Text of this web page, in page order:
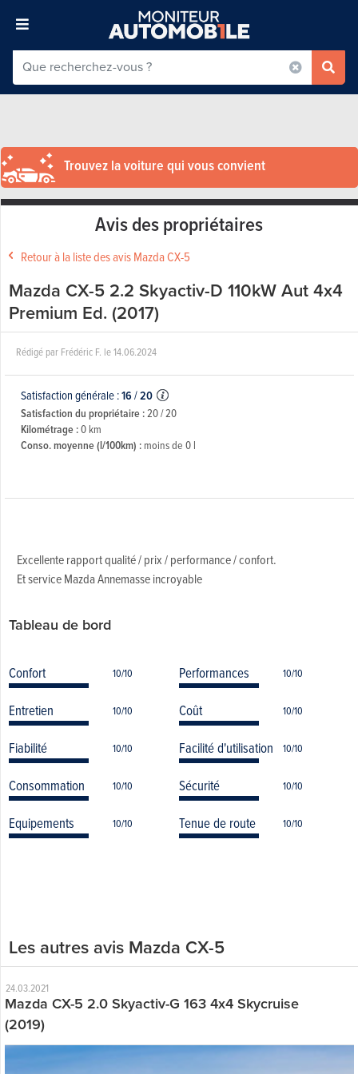
Trouvez la voiture qui vous convient
Avis des propriétaires
Retour à la liste des avis Mazda CX-5
Mazda CX-5 2.2 Skyactiv-D 110kW Aut 4x4
Premium Ed. (2017)
Rédigé par Frédéric F. le14.06.2024
Satisfaction générale :16/20
Satisfaction du propriétaire :20 / 20
Kilométrage :0 km
Conso. moyenne (l/100km) :moins de 0 l
Excellente rapport qualité / prix / performance / confort.
Et service Mazda Annemasse incroyable
Tableau de bord
Confort 10/10 Performances 10/10
Entretien 10/10 Coût 10/10
Fiabilité 10/10 Facilité d'utilisation 10/10
Consommation 10/10 Sécurité 10/10
Equipements 10/10 Tenue de route 10/10
Les autres avis Mazda CX-5
24.03.2021
Mazda CX-5 2.0 Skyactiv-G 163 4x4 Skycruise
(2019)